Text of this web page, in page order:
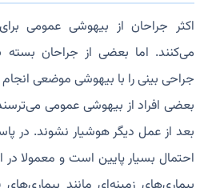
اکثر جراحان از بیهوشی عمومی
می‌کنند. اما بعضی از جراحان
جراحی بینی را با بیهوشی موضعی
بعضی افراد از بیهوشی عمومی
بعد از عمل دیگر هوشیار نشوند. در
احتمال بسیار پایین است و معمولا